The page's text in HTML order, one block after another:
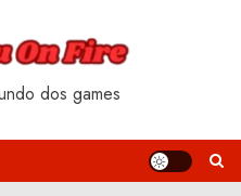
dos games